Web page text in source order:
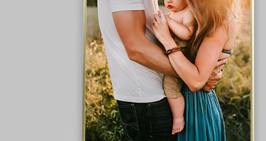
wyprodukowane w Polsce
dostępne rozmiary:
8x13, 10x15, 13x18, 15x21
szybka wykonana z pleksi
różnorodny wybórwzorów i kolorów
Ramki aluminiowe